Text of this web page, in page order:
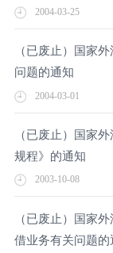
2004-03-25
（已废止）国家
问题的通知
2004-03-01
（已废止）国家
规程》的通知
2003-10-08
（已废止）国家
借业务有关问题的